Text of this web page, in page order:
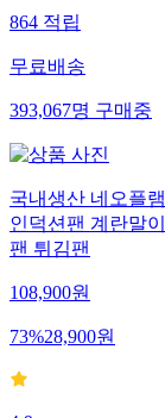
864적립
무료배송
393,067명구매중
국내생산 네오플
인덕션팬 계란말
팬 튀김팬
108,900원
73%28,900원